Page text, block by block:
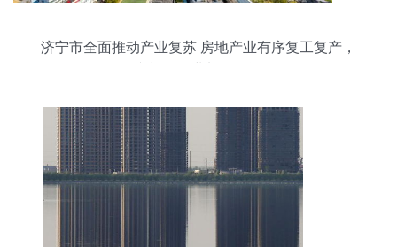
济宁市全面推动产业复苏 房地产业有序复工复产，